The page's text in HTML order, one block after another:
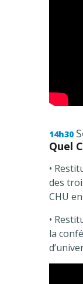
14h30
Quel
•
des
CHU
•
la